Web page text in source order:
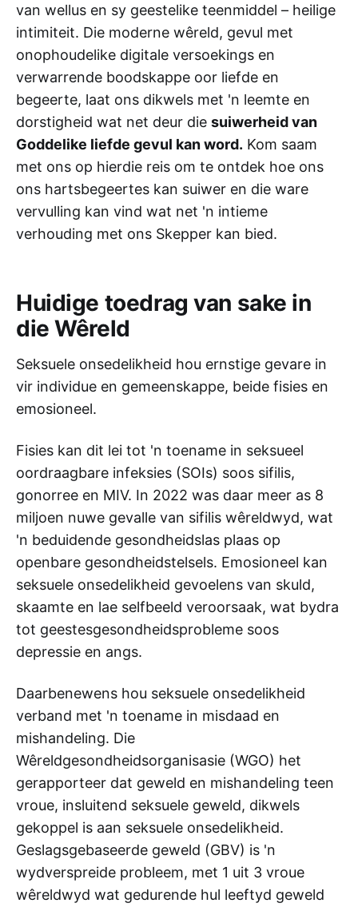
van wellus en sy geestelike teenmiddel – heilige
intimiteit. Die moderne wêreld, gevul met
onophoudelike digitale versoekings en
verwarrende boodskappe oor liefde en
begeerte, laat ons dikwels met 'n leemte en
dorstigheid wat net deur die suiwerheid van
Goddelike liefde gevul kan word. Kom saam
met ons op hierdie reis om te ontdek hoe ons
ons hartsbegeertes kan suiwer en die ware
vervulling kan vind wat net 'n intieme
verhouding met ons Skepper kan bied.
Huidige toedrag van sake in
die Wêreld
Seksuele onsedelikheid hou ernstige gevare in
vir individue en gemeenskappe, beide fisies en
emosioneel.
Fisies kan dit lei tot 'n toename in seksueel
oordraagbare infeksies (SOIs) soos sifilis,
gonorree en MIV. In 2022 was daar meer as 8
miljoen nuwe gevalle van sifilis wêreldwyd, wat
'n beduidende gesondheidslas plaas op
openbare gesondheidstelsels. Emosioneel kan
seksuele onsedelikheid gevoelens van skuld,
skaamte en lae selfbeeld veroorsaak, wat bydra
tot geestesgesondheidsprobleme soos
depressie en angs.
Daarbenewens hou seksuele onsedelikheid
verband met 'n toename in misdaad en
mishandeling. Die
Wêreldgesondheidsorganisasie (WGO) het
gerapporteer dat geweld en mishandeling teen
vroue, insluitend seksuele geweld, dikwels
gekoppel is aan seksuele onsedelikheid.
Geslagsgebaseerde geweld (GBV) is 'n
wydverspreide probleem, met 1 uit 3 vroue
wêreldwyd wat gedurende hul leeftyd geweld